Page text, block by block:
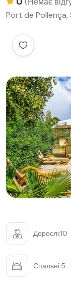
Port de Pollença,
Дорослі:10
Спальні:5